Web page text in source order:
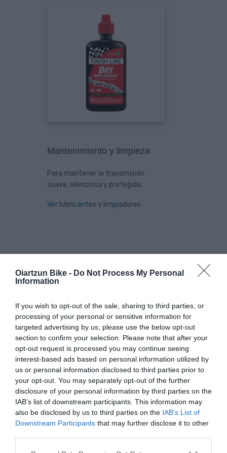
Oiartzun Bike - Do Not Process My Personal
Information
If you wish to opt-out of the sale, sharing to third parties, or
processing of your personal or sensitive information for
targeted advertising by us, please use the below opt-out
section to confirm your selection. Please note that after your
opt-out request is processed you may continue seeing
interest-based ads based on personal information utilized by
us or personal information disclosed to third parties prior to
your opt-out. You may separately opt-out of the further
disclosure of your personal information by third parties on the
IAB’s list of downstream participants. This information may
also be disclosed by us to third parties on the IAB’s List of
Downstream Participants that may further disclose it to other
Mantenimiento y limpieza
Para mantener la transmisión
suave, silenciosa y protegida.
Ver lubricantes y limpiadores